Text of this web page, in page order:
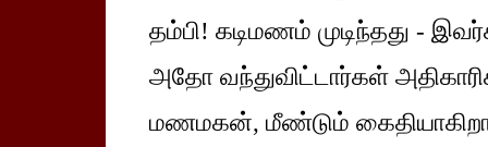
தம்பி! கடிமணம் முடிந்தது -
அதோ வந்துவிட்டார்கள்
மணமகன், மீண்டும்